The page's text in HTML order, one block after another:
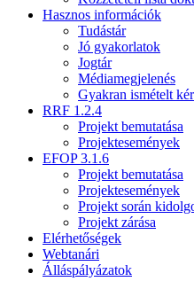
Hasznos információk
Tudástár
Jó gyakorlatok
Jogtár
Médiamegjelenés
Gyakran ismételt
RRF 1.2.4
Projekt bemutatása
Projektesemények
EFOP 3.1.6
Projekt bemutatása
Projektesemények
Projekt során
Projekt zárása
Elérhetőségek
Webtanári
Álláspályázatok